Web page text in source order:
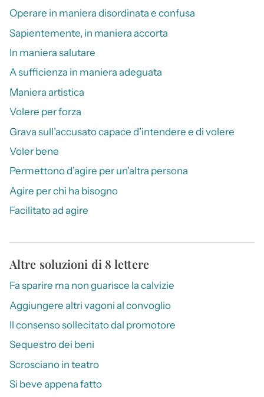
Operare in maniera disordinata e confusa
Sapientemente, in maniera accorta
In maniera salutare
A sufficienza in maniera adeguata
Maniera artistica
Volere per forza
Grava sull’accusato capace d’intendere e di volere
Voler bene
Permettono d’agire per un’altra persona
Agire per chi ha bisogno
Facilitato ad agire
Altre soluzioni di 8 lettere
Fa sparire ma non guarisce la calvizie
Aggiungere altri vagoni al convoglio
Il consenso sollecitato dal promotore
Sequestro dei beni
Scrosciano in teatro
Si beve appena fatto